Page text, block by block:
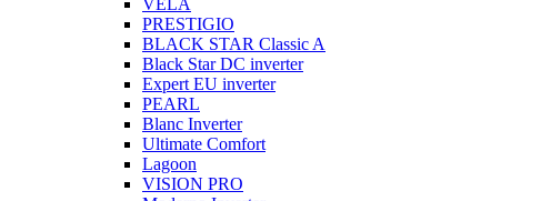
VELA
PRESTIGIO
BLACK STAR Classic A
Black Star DC inverter
Expert EU inverter
PEARL
Blanc Inverter
Ultimate Comfort
Lagoon
VISION PRO